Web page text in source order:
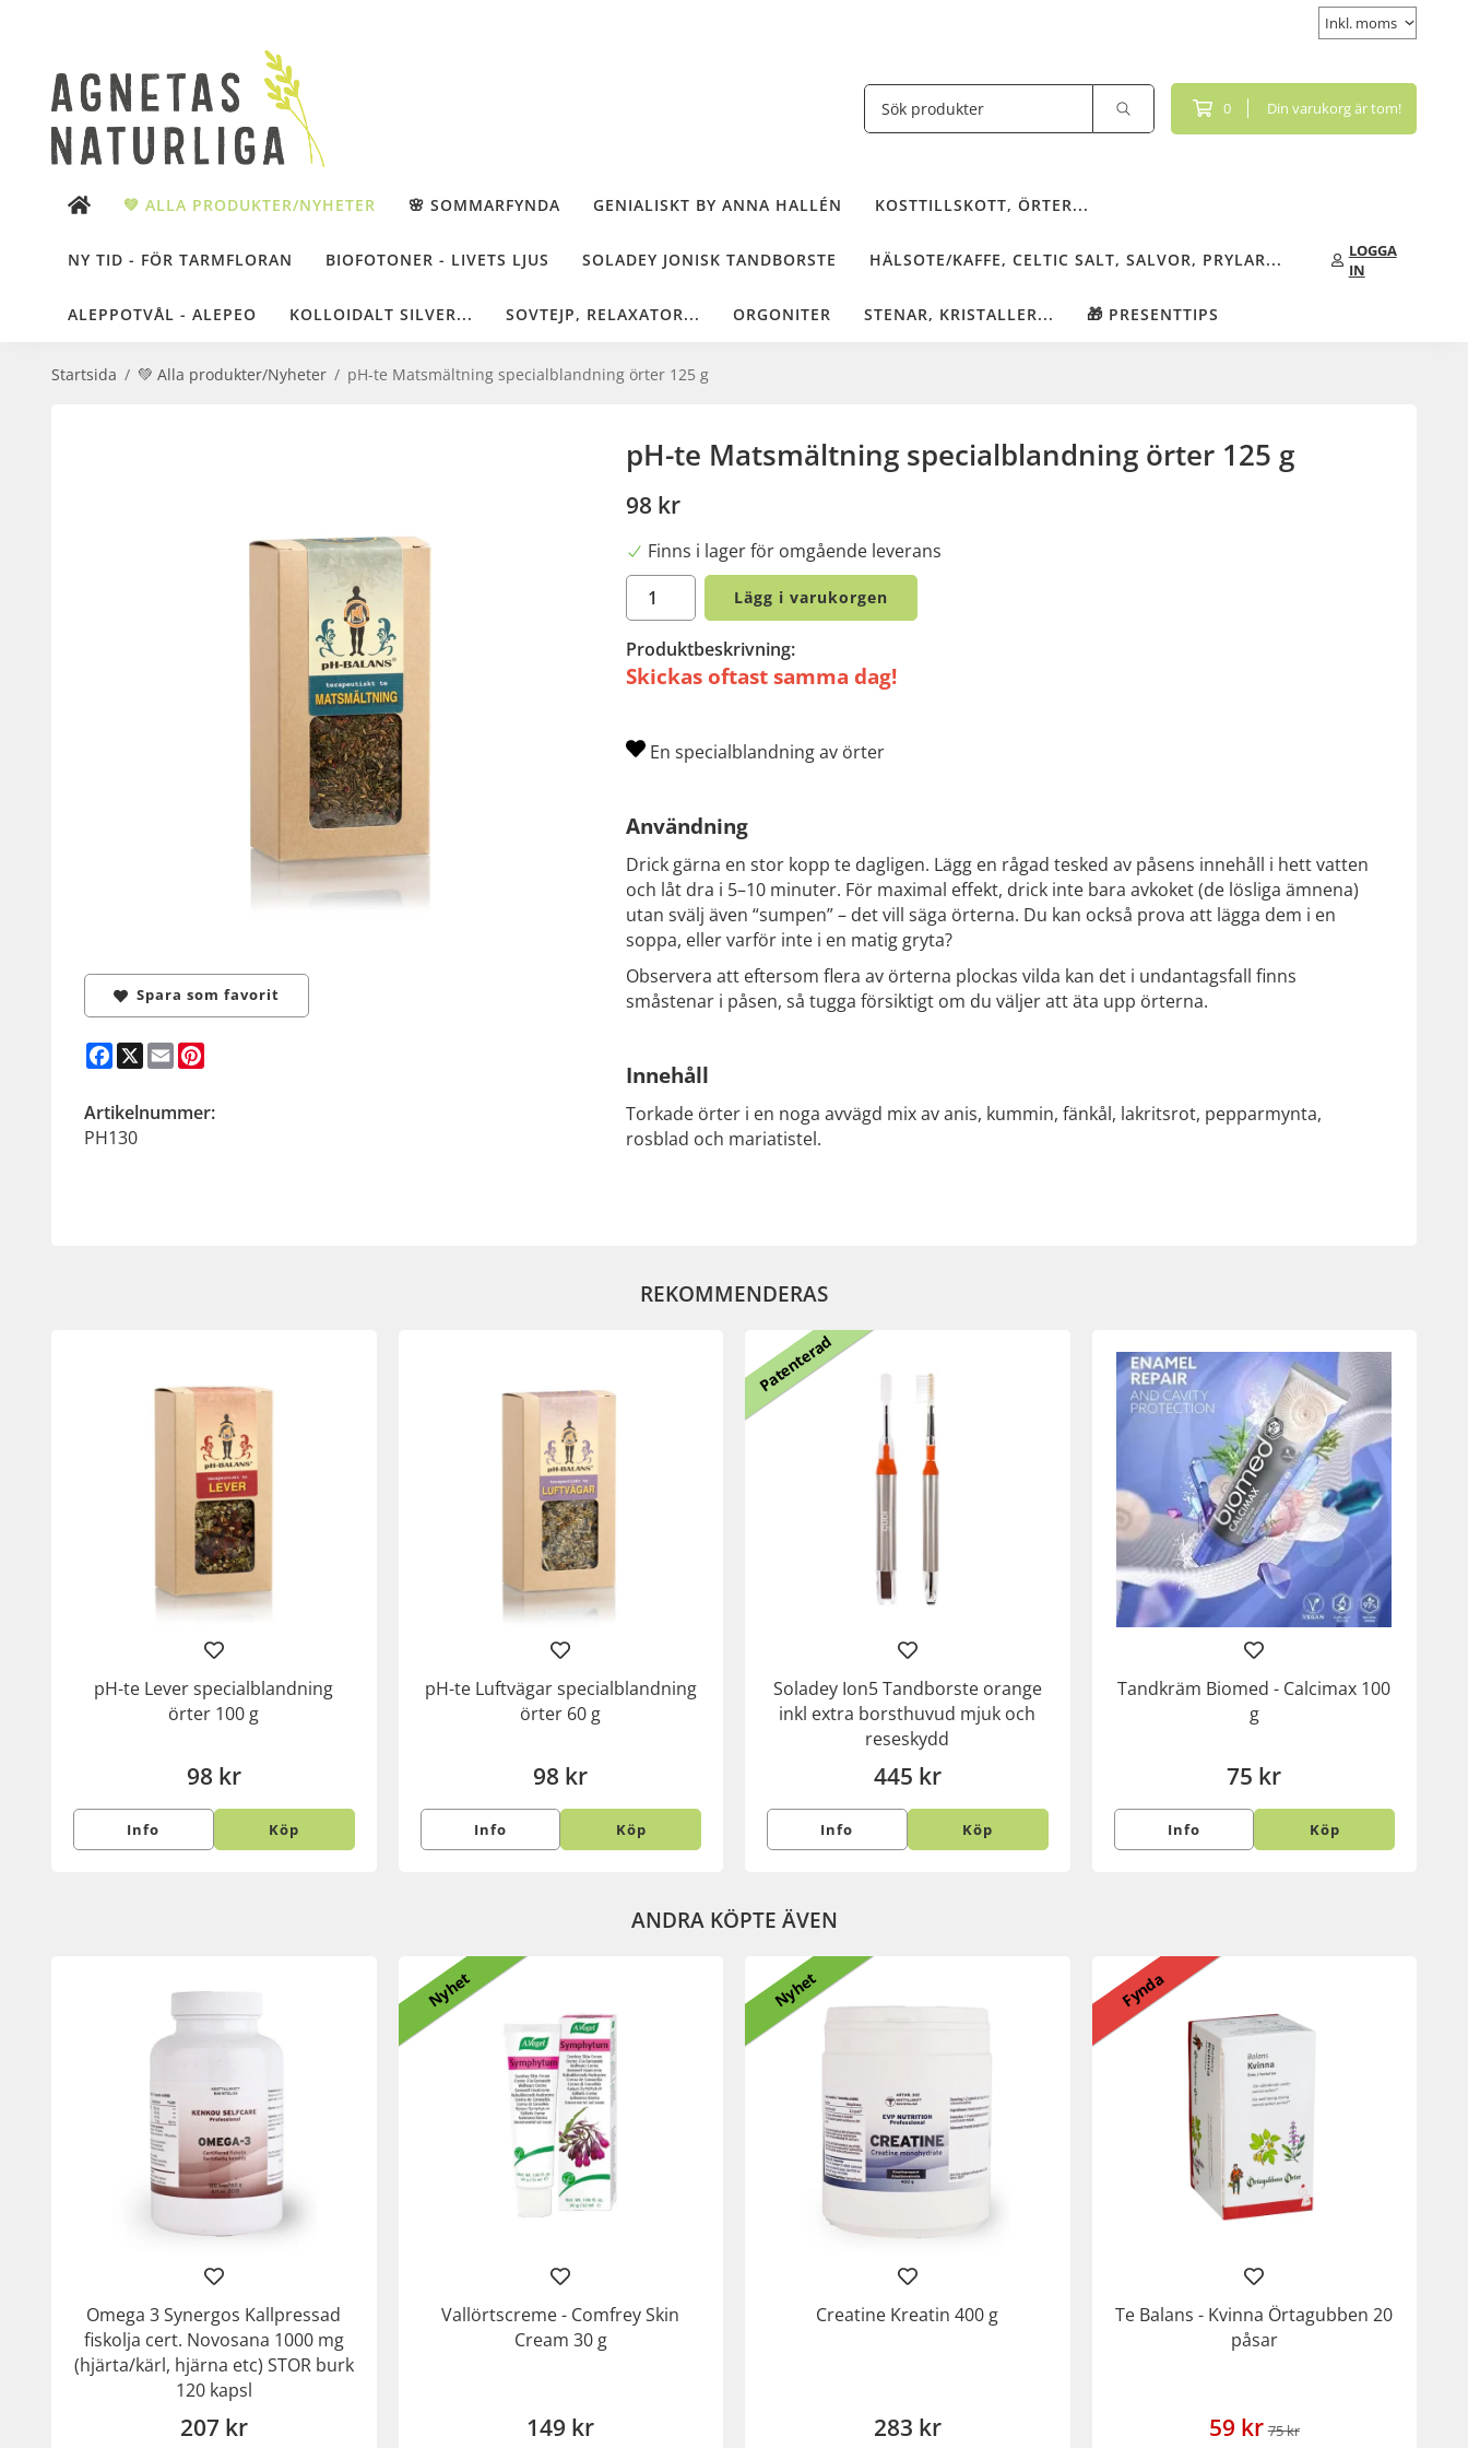
0 Din varukorg är tom!
💚 ALLA PRODUKTER/NYHETER 🌸 SOMMARFYNDA GENIALISKT BY ANNA HALLÉN KOSTTILLSKOTT, ÖRTER...
NY TID - FÖR TARMFLORAN BIOFOTONER - LIVETS LJUS SOLADEY JONISK TANDBORSTE HÄLSOTE/KAFFE, CELTIC SALT, SALVOR, PRYLAR...
ALEPPOTVÅL - ALEPEO KOLLOIDALT SILVER... SOVTEJP, RELAXATOR... ORGONITER STENAR, KRISTALLER... 🎁 PRESENTTIPS
LOGGA
IN
Startsida / 💚 Alla produkter/Nyheter / pH-te Matsmältning specialblandning örter 125 g
pH-te Matsmältning specialblandning örter 125 g
98 kr
Finns i lager för omgående leverans
Lägg i varukorgen
Produktbeskrivning:
Skickas oftast samma dag!
En specialblandning av örter
Användning
Drick gärna en stor kopp te dagligen. Lägg en rågad tesked av påsens innehåll i hett vatten
och låt dra i 5–10 minuter. För maximal effekt, drick inte bara avkoket (de lösliga ämnena)
utan svälj även “sumpen” – det vill säga örterna. Du kan också prova att lägga dem i en
soppa, eller varför inte i en matig gryta?
Observera att eftersom flera av örterna plockas vilda kan det i undantagsfall finns
småstenar i påsen, så tugga försiktigt om du väljer att äta upp örterna.
Innehåll
Torkade örter i en noga avvägd mix av anis, kummin, fänkål, lakritsrot, pepparmynta,
rosblad och mariatistel.
Spara som favorit
Facebook
X Email
Artikelnummer:
PH130
REKOMMENDERAS
pH-te Lever specialblandning
örter 100 g
98 kr
Info Köp
pH-te Luftvägar specialblandning
örter 60 g
98 kr
Info Köp
Patenterad
Soladey Ion5 Tandborste orange
inkl extra borsthuvud mjuk och
reseskydd
445 kr
Info Köp
Tandkräm Biomed - Calcimax 100
g
75 kr
Info Köp
ANDRA KÖPTE ÄVEN
Omega 3 Synergos Kallpressad
fiskolja cert. Novosana 1000 mg
(hjärta/kärl, hjärna etc) STOR burk
120 kapsl
207 kr
Nyhet
Vallörtscreme - Comfrey Skin
Cream 30 g
149 kr
Nyhet
Creatine Kreatin 400 g
283 kr
Fynda
Te Balans - Kvinna Örtagubben 20
påsar
59 kr 75 kr